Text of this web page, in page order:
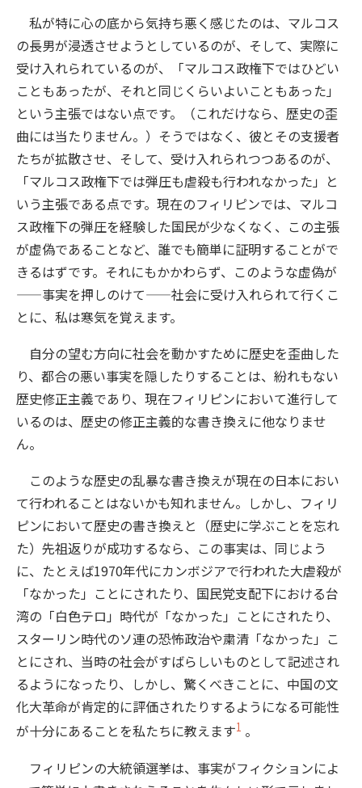
私が特に心の底から気持ち悪く感じたのは、マルコス
の長男が浸透させようとしているのが、そして、実際に
受け入れられているのが、「マルコス政権下ではひどい
こともあったが、それと同じくらいよいこともあった」
という主張ではない点です。（これだけなら、歴史の歪
曲には当たりません。）そうではなく、彼とその支援者
たちが拡散させ、そして、受け入れられつつあるのが、
「マルコス政権下では弾圧も虐殺も行われなかった」と
いう主張である点です。現在のフィリピンでは、マルコ
ス政権下の弾圧を経験した国民が少なくなく、この主張
が虚偽であることなど、誰でも簡単に証明することがで
きるはずです。それにもかかわらず、このような虚偽が
——事実を押しのけて——社会に受け入れられて行くこ
とに、私は寒気を覚えます。
自分の望む方向に社会を動かすために歴史を歪曲した
り、都合の悪い事実を隠したりすることは、紛れもない
歴史修正主義であり、現在フィリピンにおいて進行して
いるのは、歴史の修正主義的な書き換えに他なりませ
ん。
このような歴史の乱暴な書き換えが現在の日本におい
て行われることはないかも知れません。しかし、フィリ
ピンにおいて歴史の書き換えと（歴史に学ぶことを忘れ
た）先祖返りが成功するなら、この事実は、同じよう
に、たとえば1970年代にカンボジアで行われた大虐殺が
「なかった」ことにされたり、国民党支配下における台
湾の「白色テロ」時代が「なかった」ことにされたり、
スターリン時代のソ連の恐怖政治や粛清「なかった」こ
とにされ、当時の社会がすばらしいものとして記述され
るようになったり、しかし、驚くべきことに、中国の文
化大革命が肯定的に評価されたりするようになる可能性
が十分にあることを私たちに教えます1 。
フィリピンの大統領選挙は、事実がフィクションによ